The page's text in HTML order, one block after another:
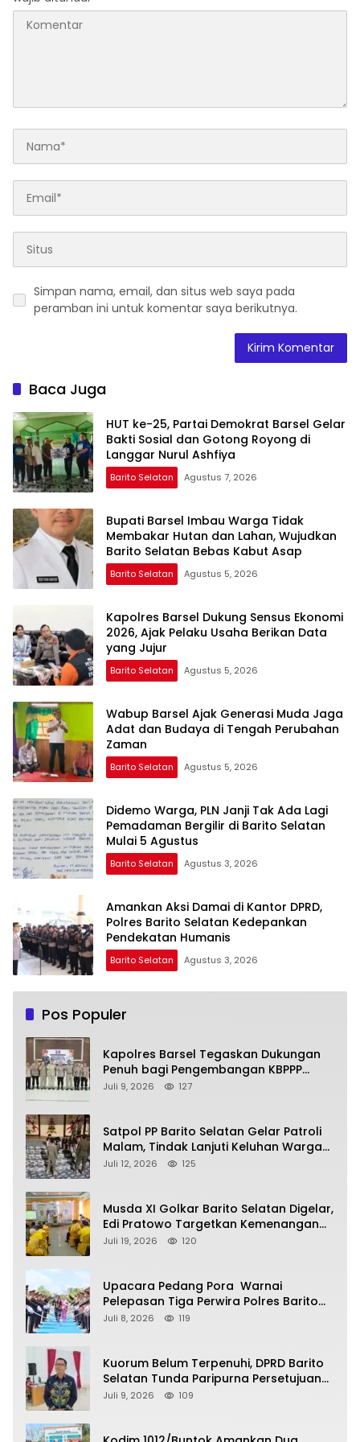
Simpan nama, email, dan situs web saya pada
peramban ini untuk komentar saya berikutnya.
Baca Juga
HUT ke-25, Partai Demokrat Barsel Gelar
Bakti Sosial dan Gotong Royong di
Langgar Nurul Ashfiya
Barito Selatan Agustus 7, 2026
Bupati Barsel Imbau Warga Tidak
Membakar Hutan dan Lahan, Wujudkan
Barito Selatan Bebas Kabut Asap
Barito Selatan Agustus 5, 2026
Kapolres Barsel Dukung Sensus Ekonomi
2026, Ajak Pelaku Usaha Berikan Data
yang Jujur
Barito Selatan Agustus 5, 2026
Wabup Barsel Ajak Generasi Muda Jaga
Adat dan Budaya di Tengah Perubahan
Zaman
Barito Selatan Agustus 5, 2026
Didemo Warga, PLN Janji Tak Ada Lagi
Pemadaman Bergilir di Barito Selatan
Mulai 5 Agustus
Barito Selatan Agustus 3, 2026
Amankan Aksi Damai di Kantor DPRD,
Polres Barito Selatan Kedepankan
Pendekatan Humanis
Barito Selatan Agustus 3, 2026
Pos Populer
Kapolres Barsel Tegaskan Dukungan
Penuh bagi Pengembangan KBPPP
Kalimantan Tengah
Juli 9, 2026 127
Satpol PP Barito Selatan Gelar Patroli
Malam, Tindak Lanjuti Keluhan Warga
soal Balap Liar dan Remaja Nongkrong
Juli 12, 2026 125
Musda XI Golkar Barito Selatan Digelar,
Edi Pratowo Targetkan Kemenangan
Partai pada Pemilu Mendatang
Juli 19, 2026 120
Upacara Pedang Pora Warnai
Pelepasan Tiga Perwira Polres Barito
Selatan Masuki Masa Pensiun
Juli 8, 2026 119
Kuorum Belum Terpenuhi, DPRD Barito
Selatan Tunda Paripurna Persetujuan
Raperda Pertanggungjawaban APBD
Juli 9, 2026 109